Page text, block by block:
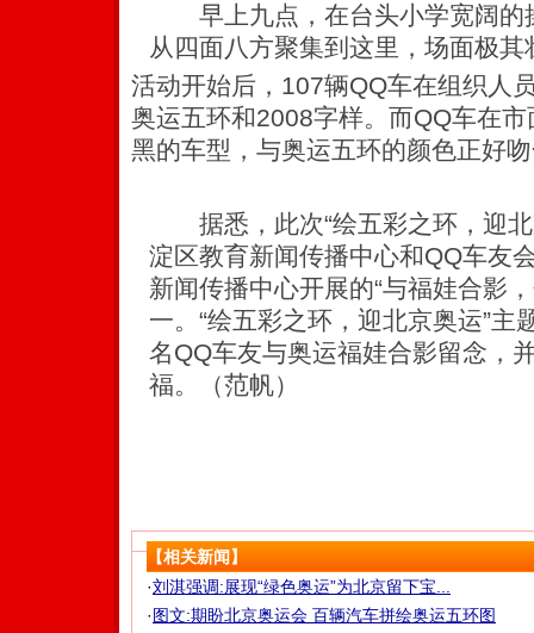
早上九点，在台头小学宽阔的
从四面八方聚集到这里，场面极其
活动开始后，107辆QQ车在组织人
奥运五环和2008字样。而QQ车在
黑的车型，与奥运五环的颜色正好
据悉，此次“绘五彩之环，迎北
淀区教育新闻传播中心和QQ车友
新闻传播中心开展的“与福娃合影
一。“绘五彩之环，迎北京奥运”主
名QQ车友与奥运福娃合影留念，
福。（范帆）
【相关新闻】
·刘淇强调:展现“绿色奥运”为北京留下宝...
·图文:期盼北京奥运会 百辆汽车拼绘奥运五环图